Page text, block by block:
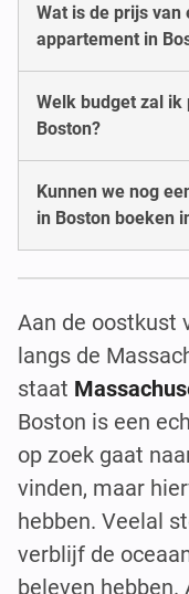
Wat is de prijs
appartement in
Welk budget zal ik
Boston?
Kunnen we nog
in Boston boeken
Aan de oostkust
langs de
staat
Boston is een
op zoek gaat
vinden, maar
hebben. Veelal
verblijf de
beleven hebben.